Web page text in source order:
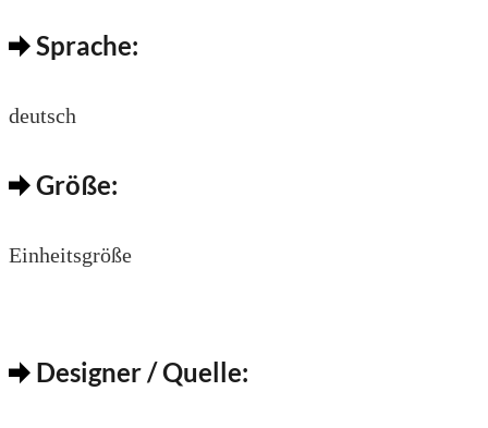
Sprache:
deutsch
Größe:
Einheitsgröße
Designer / Quelle: